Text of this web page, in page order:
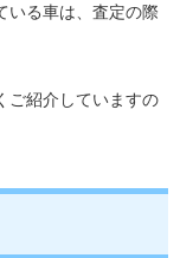
いる車は、査定の際
ご紹介していますの